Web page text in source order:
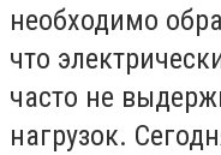
необходимо
что
часто не
нагрузок.